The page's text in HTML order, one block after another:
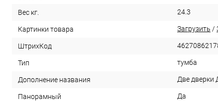
Вес кг. 24.3
Картинки товара Загрузить /
ШтрихКод
Тип тумба
Дополнение названия Две дверки
Панорамный Да